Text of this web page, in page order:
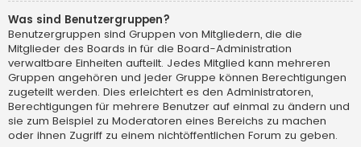
Was sind Benutzergruppen?
Benutzergruppen sind Gruppen von Mitgliedern, die die
Mitglieder des Boards in für die Board-Administration
verwaltbare Einheiten aufteilt. Jedes Mitglied kann mehreren
Gruppen angehören und jeder Gruppe können Berechtigungen
zugeteilt werden. Dies erleichtert es den Administratoren,
Berechtigungen für mehrere Benutzer auf einmal zu ändern und
sie zum Beispiel zu Moderatoren eines Bereichs zu machen
oder ihnen Zugriff zu einem nichtöffentlichen Forum zu geben.